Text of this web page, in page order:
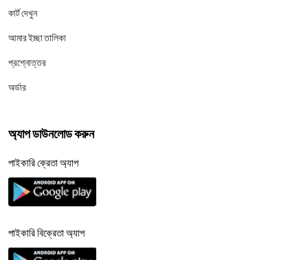
কার্ট দেখুন
আমার ইচ্ছা তালিকা
প্রশ্নোত্তর
অর্ডার
অ্যাপ ডাউনলোড করুন
পাইকারি ক্রেতা অ্যাপ
পাইকারি বিক্রেতা অ্যাপ